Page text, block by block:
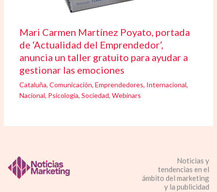
Mari Carmen Martínez Poyato, portada
de ‘Actualidad del Emprendedor’,
anuncia un taller gratuito para ayudar a
gestionar las emociones
Cataluña,Comunicación,Emprendedores, Internacional,
Nacional, Psicología,Sociedad,Webinars
Noticias y
tendencias en el
ámbito del marketing
y la publicidad